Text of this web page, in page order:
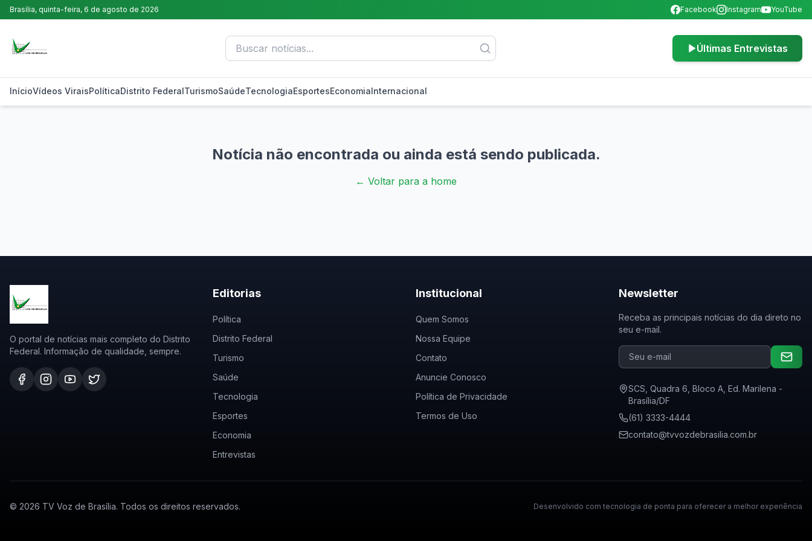
Brasília, quinta-feira, 6 de agosto de 2026 Facebook Instagram YouTube
Últimas Entrevistas
InícioVídeos ViraisPolíticaDistrito FederalTurismoSaúdeTecnologiaEsportesEconomiaInternacional
Notícia não encontrada ou ainda está sendo publicada.
← Voltar para a home
O portal de notícias mais completo do Distrito
Federal. Informação de qualidade, sempre.
Editorias
Política
Distrito Federal
Turismo
Saúde
Tecnologia
Esportes
Economia
Entrevistas
Institucional
Quem Somos
Nossa Equipe
Contato
Anuncie Conosco
Política de Privacidade
Termos de Uso
Newsletter
Receba as principais notícias do dia direto no
seu e-mail.
SCS, Quadra 6, Bloco A, Ed. Marilena -
Brasília/DF
(61) 3333-4444
contato@tvvozdebrasilia.com.br
© 2026 TV Voz de Brasília. Todos os direitos reservados. Desenvolvido com tecnologia de ponta para oferecer a melhor experiência